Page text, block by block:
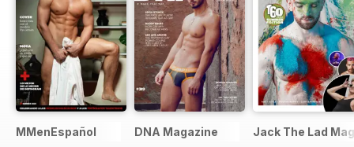
MMenEspañol DNA Magazine Jack The Lad